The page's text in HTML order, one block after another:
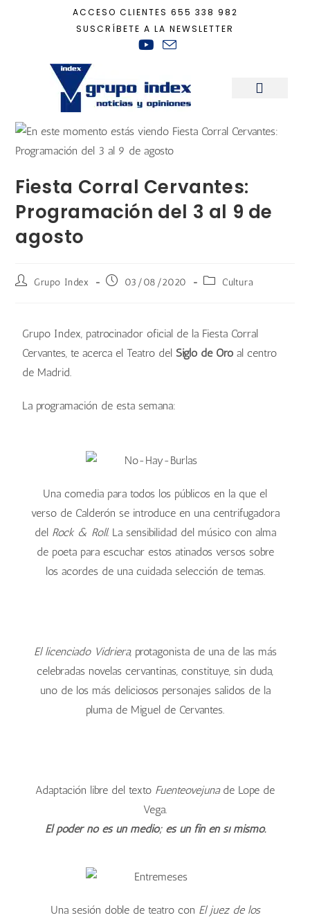
ACCESO CLIENTES 655 338 982
SUSCRÍBETE A LA NEWSLETTER
Cultura +
Fiesta Corral Cervantes:
Programación del 3 al 9 de
agosto
Grupo Index 03/08/2020 Cultura
Grupo Index, patrocinador oficial de la Fiesta Corral
Cervantes, te acerca el Teatro delSiglo de Oroal centro
de Madrid.
La programación de esta semana:
Una comedia para todos los públicos en la que el
verso de Calderón se introduce en una centrifugadora
del Rock & Roll. La sensibilidad del músico con alma
de poeta para escuchar estos atinados versos sobre
los acordes de una cuidada selección de temas.
El licenciado Vidriera, protagonista de una de las más
celebradas novelas cervantinas, constituye, sin duda,
uno de los más deliciosos personajes salidos de la
pluma de Miguel de Cervantes.
Adaptación libre del texto Fuenteovejunade Lope de
Vega.
El poder no es un medio; es un fin en sí mismo.
Una sesión doble de teatro con El juez de los